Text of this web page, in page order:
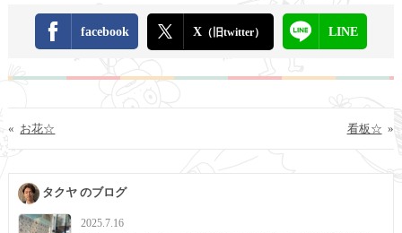
facebook X（旧twitter） LINE
« お花☆ »
看板☆
タクヤ のブログ
2025.7.16